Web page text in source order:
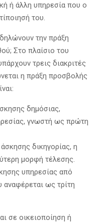
ή άλλη υπηρεσία που ο
του.
την πράξη
Στο πλαίσιο του
τρεις διακριτές
η πράξη προσβολής
δημόσιας,
γνωστή ως πρώτη
δικηγορίας, η
μορφή τέλεσης.
υπηρεσίας από
αναφέρεται ως τρίτη
σε οικειοποίηση ή